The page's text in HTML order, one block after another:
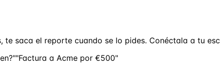
saca el reporte cuando se lo pides. Conéctala a tu
"Factura a Acme por €500"